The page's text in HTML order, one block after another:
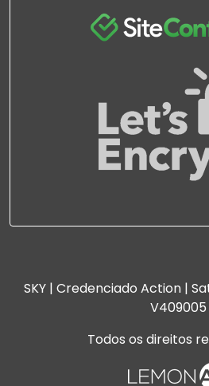
SKY | Credenciado Action |
V409005
Todos os direitos